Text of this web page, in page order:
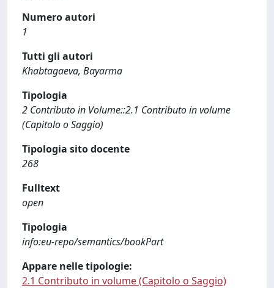
Numero autori
1
Tutti gli autori
Khabtagaeva, Bayarma
Tipologia
2 Contributo in Volume::2.1 Contributo in volume
(Capitolo o Saggio)
Tipologia sito docente
268
Fulltext
open
Tipologia
info:eu-repo/semantics/bookPart
Appare nelle tipologie:
2.1 Contributo in volume (Capitolo o Saggio)